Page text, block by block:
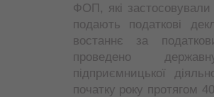
ФОП, які
подають податкові
востаннє за
проведено
підприємницької
початку року протягом